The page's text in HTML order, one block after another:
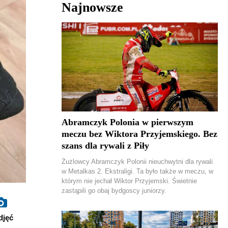
Najnowsze
Abramczyk Polonia w pierwszym
meczu bez Wiktora Przyjemskiego. Bez
szans dla rywali z Piły
Żużlowcy Abramczyk Polonii nieuchwytni dla rywali
w Metalkas 2. Ekstraligi. Ta było także w meczu, w
którym nie jechał Wiktor Przyjemski. Świetnie
zastąpili go obaj bydgoscy juniorzy.